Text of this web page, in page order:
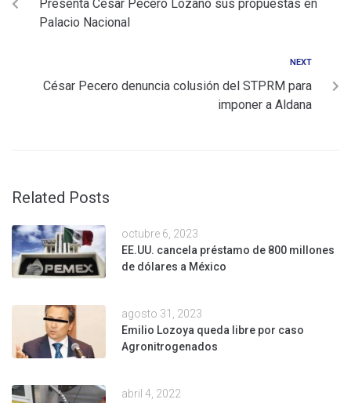
Presenta César Pecero Lozano sus propuestas en
Palacio Nacional
NEXT
César Pecero denuncia colusión del STPRM para
imponer a Aldana
Related Posts
octubre 6, 2023
EE.UU. cancela préstamo de 800 millones
de dólares a México
agosto 31, 2023
Emilio Lozoya queda libre por caso
Agronitrogenados
abril 4, 2022